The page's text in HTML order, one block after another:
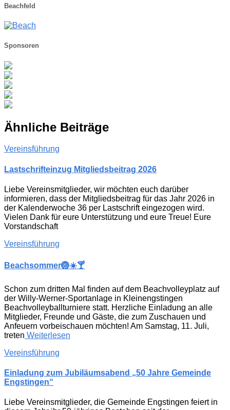
Beachfeld
Sponsoren
Ähnliche Beiträge
Vereinsführung
Lastschrifteinzug Mitgliedsbeitrag 2026
Liebe Vereinsmitglieder, wir möchten euch darüber
informieren, dass der Mitgliedsbeitrag für das Jahr 2026 in
der Kalenderwoche 36 per Lastschrift eingezogen wird.
Vielen Dank für eure Unterstützung und eure Treue! Eure
Vorstandschaft
Vereinsführung
Beachsommer🏐☀️🍸
Schon zum dritten Mal finden auf dem Beachvolleyplatz auf
der Willy-Werner-Sportanlage in Kleinengstingen
Beachvolleyballturniere statt. Herzliche Einladung an alle
Mitglieder, Freunde und Gäste, die zum Zuschauen und
Anfeuern vorbeischauen möchten! Am Samstag, 11. Juli,
treten Weiterlesen
Vereinsführung
Einladung zum Jubiläumsabend „50 Jahre Gemeinde
Engstingen“
Liebe Vereinsmitglieder, die Gemeinde Engstingen feiert in